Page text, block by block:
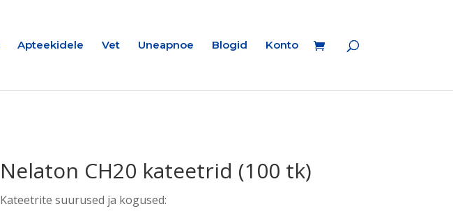
Apteekidele Vet Uneapnoe Blogid Konto
Nelaton CH20 kateetrid (100 tk)
Kateetrite suurused ja kogused: